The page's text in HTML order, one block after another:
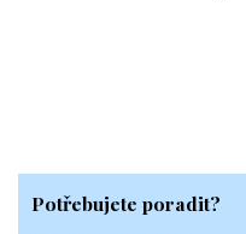
Potřebujete poradit?